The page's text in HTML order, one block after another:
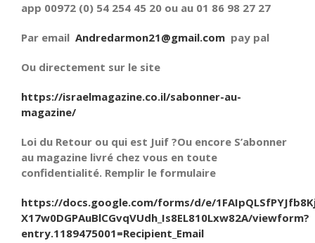
app 00972 (0) 54 254 45 20 ou au 01 86 98 27 27
Par email Andredarmon21@gmail.com pay pal
Ou directement sur le site
https://israelmagazine.co.il/sabonner-au-
magazine/
Loi du Retour ou qui est Juif ?Ou encore S’abonner
au magazine livré chez vous en toute
confidentialité. Remplir le formulaire
https://docs.google.com/forms/d/e/
X17w0DGPAuBlCGvqVUdh_Is8EL810Lxw82A/viewform?
entry.1189475001=Recipient_Email